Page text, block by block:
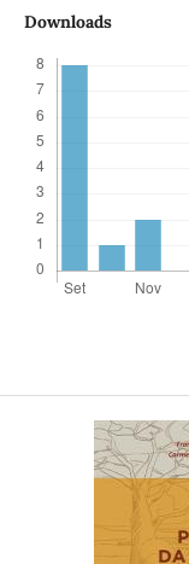
Downloads